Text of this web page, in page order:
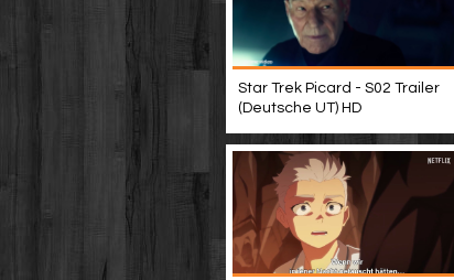
Star Trek Picard - S02 Trailer
(Deutsche UT) HD